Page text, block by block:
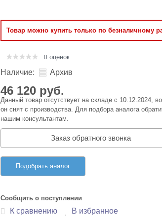
Товар можно купить только по безналичному
0 оценок
Наличие: Архив
46 120 руб.
Данный товар отсутствует на складе с 10.12.2024,
он снят с производства. Для подбора аналога
нашим консультантам.
Заказ обратного звонка
Подобрать аналог
Сообщить о поступлении
К сравнению В избранное